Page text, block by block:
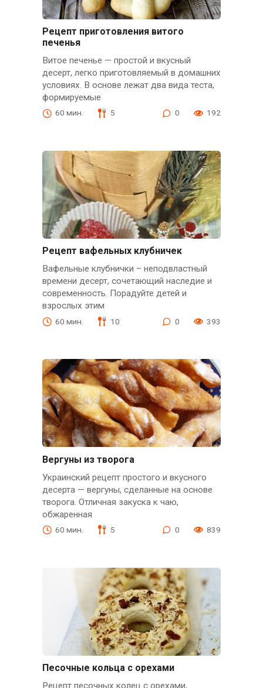
Рецепт приготовления витого
печенья
Витое печенье — простой и вкусный
десерт, легко приготовляемый в домашних
условиях. В основе лежат два вида теста,
формируемые
60 мин. 5 0 192
Рецепт вафельных клубничек
Вафельные клубнички – неподвластный
времени десерт, сочетающий наследие и
современность. Порадуйте детей и
взрослых этим
60 мин. 10 0 393
Вергуны из творога
Украинский рецепт простого и вкусного
десерта — вергуны, сделанные на основе
творога. Отличная закуска к чаю,
обжаренная
60 мин. 5 0 839
Песочные кольца с орехами
Рецепт песочных колец с орехами,